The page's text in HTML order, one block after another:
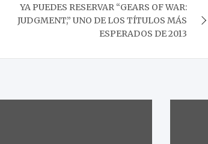
YA PUEDES RESERVAR “GEARS OF WAR:
JUDGMENT,” UNO DE LOS TÍTULOS MÁS
ESPERADOS DE 2013